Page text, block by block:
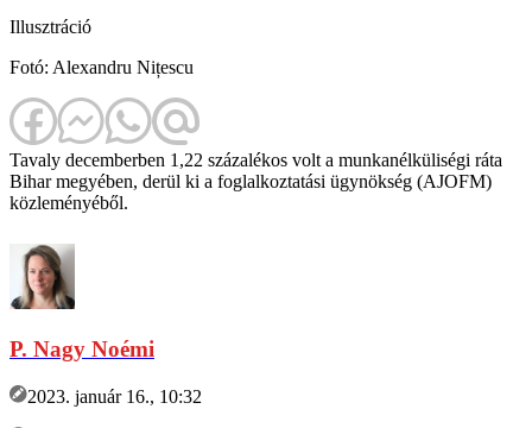
Illusztráció
Fotó: Alexandru Nițescu
Tavaly decemberben 1,22 százalékos volt a munkanélküliségi ráta
Bihar megyében, derül ki a foglalkoztatási ügynökség (AJOFM)
közleményéből.
P. Nagy Noémi
2023. január 16., 10:32